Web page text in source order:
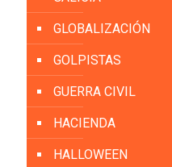
GLOBALIZACIÓN
GOLPISTAS
GUERRA CIVIL
HACIENDA
HALLOWEEN